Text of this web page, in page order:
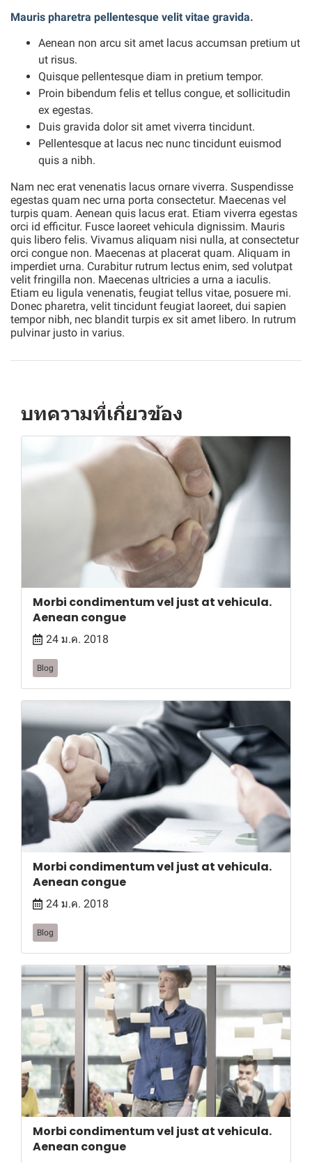
Mauris pharetra pellentesque velit vitae gravida.
Aenean non arcu sit amet lacus accumsan pretium ut
ut risus.
Quisque pellentesque diam in pretium tempor.
Proin bibendum felis et tellus congue, et sollicitudin
ex egestas.
Duis gravida dolor sit amet viverra tincidunt.
Pellentesque at lacus nec nunc tincidunt euismod
quis a nibh.
Nam nec erat venenatis lacus ornare viverra. Suspendisse
egestas quam nec urna porta consectetur. Maecenas vel
turpis quam. Aenean quis lacus erat. Etiam viverra egestas
orci id efficitur. Fusce laoreet vehicula dignissim. Mauris
quis libero felis. Vivamus aliquam nisi nulla, at consectetur
orci congue non. Maecenas at placerat quam. Aliquam in
imperdiet urna. Curabitur rutrum lectus enim, sed volutpat
velit fringilla non. Maecenas ultricies a urna a iaculis.
Etiam eu ligula venenatis, feugiat tellus vitae, posuere mi.
Donec pharetra, velit tincidunt feugiat laoreet, dui sapien
tempor nibh, nec blandit turpis ex sit amet libero. In rutrum
pulvinar justo in varius.
บทความที่เกี่ยวข้อง
Morbi condimentum vel just at vehicula.
Aenean congue
24 ม.ค. 2018
Blog
Morbi condimentum vel just at vehicula.
Aenean congue
24 ม.ค. 2018
Blog
Morbi condimentum vel just at vehicula.
Aenean congue